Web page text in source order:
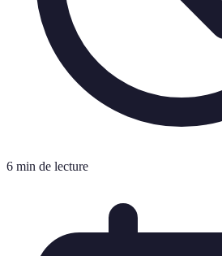
6 min de lecture